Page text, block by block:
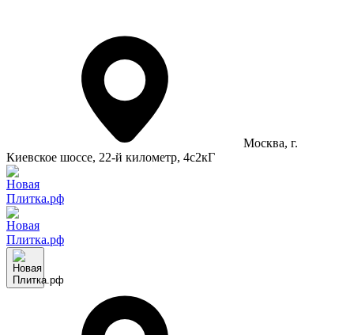
Москва, г.
Киевское шоссе, 22-й километр, 4с2кГ